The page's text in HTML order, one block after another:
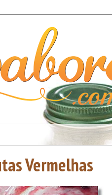
Vermelhas